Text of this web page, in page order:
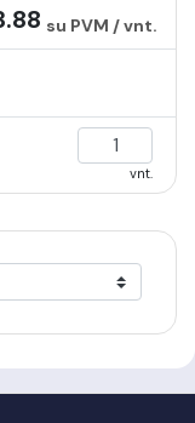
su PVM / vnt.
vnt.